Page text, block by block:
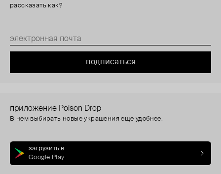
рассказать как?
подписаться
приложение Poison Drop
В нем выбирать новые украшения еще удобнее.
загрузить в
Google Play